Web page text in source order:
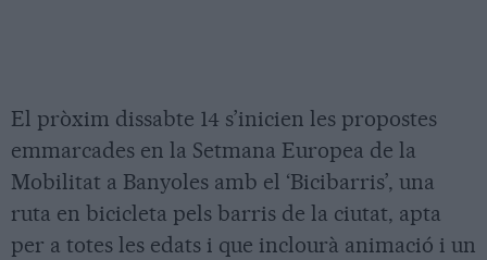
El pròxim dissabte 14 s’inicien les propostes
emmarcades en la Setmana Europea de la
Mobilitat a Banyoles amb el ‘Bicibarris’, una
ruta en bicicleta pels barris de la ciutat, apta
per a totes les edats i que inclourà animació i un